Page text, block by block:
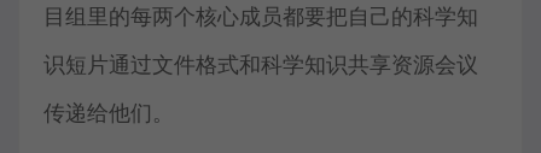
目组里的每两个核心成员都要把自己的科学知
识短片通过文件格式和科学知识共享资源会议
传递给他们。